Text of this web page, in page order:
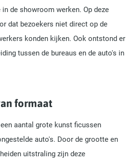
de showroom werken. Op deze
dat bezoekers niet direct op de
konden kijken. Ook ontstond er
tussen de bureaus en de auto's in
formaat
aantal grote kunst ficussen
auto's. Door de grootte en
uitstraling zijn deze